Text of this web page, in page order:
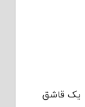
یک قاشق